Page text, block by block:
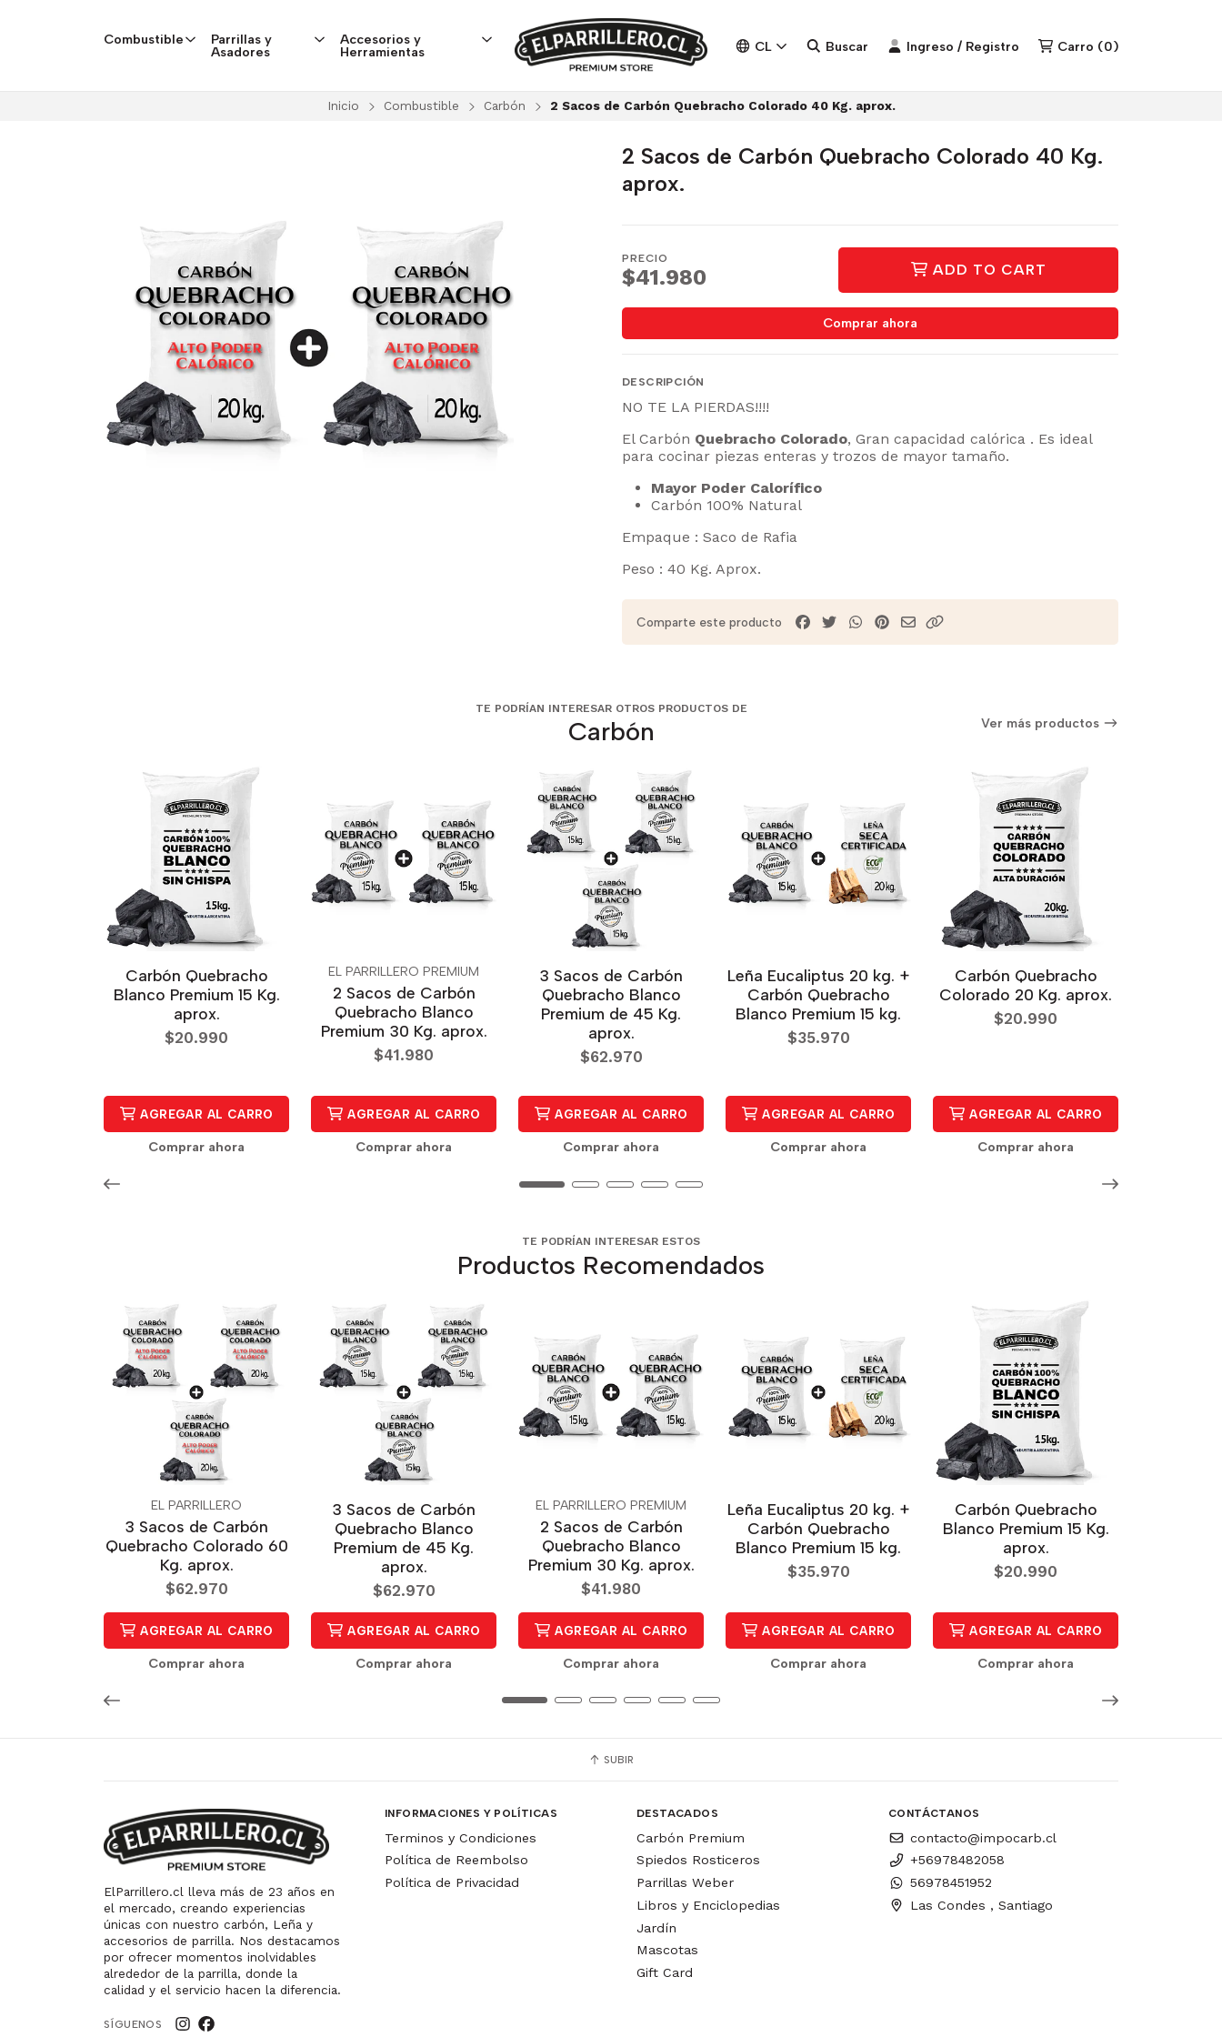
Combustible Parrillas y
Asadores
Accesorios y
Herramientas CL Buscar Ingreso / Registro Carro (0)
Inicio Combustible Carbón 2 Sacos de Carbón Quebracho Colorado 40 Kg. aprox.
2 Sacos de Carbón Quebracho Colorado 40 Kg.
aprox.
PRECIO
$41.980 ADD TO CART
Comprar ahora
DESCRIPCIÓN
NO TE LA PIERDAS!!!!
El Carbón Quebracho Colorado, Gran capacidad calórica . Es ideal
para cocinar piezas enteras y trozos de mayor tamaño.
Mayor Poder Calorífico
Carbón 100% Natural
Empaque : Saco de Rafia
Peso : 40 Kg. Aprox.
Comparte este producto
TE PODRÍAN INTERESAR OTROS PRODUCTOS DE
Carbón Ver más productos
Carbón Quebracho
Blanco Premium 15 Kg.
aprox.
$20.990
AGREGAR AL CARRO
Comprar ahora
EL PARRILLERO PREMIUM
2 Sacos de Carbón
Quebracho Blanco
Premium 30 Kg. aprox.
$41.980
AGREGAR AL CARRO
Comprar ahora
3 Sacos de Carbón
Quebracho Blanco
Premium de 45 Kg.
aprox.
$62.970
AGREGAR AL CARRO
Comprar ahora
Leña Eucaliptus 20 kg. +
Carbón Quebracho
Blanco Premium 15 kg.
$35.970
AGREGAR AL CARRO
Comprar ahora
Carbón Quebracho
Colorado 20 Kg. aprox.
$20.990
AGREGAR AL CARRO
Comprar ahora
TE PODRÍAN INTERESAR ESTOS
Productos Recomendados
EL PARRILLERO
3 Sacos de Carbón
Quebracho Colorado 60
Kg. aprox.
$62.970
AGREGAR AL CARRO
Comprar ahora
3 Sacos de Carbón
Quebracho Blanco
Premium de 45 Kg.
aprox.
$62.970
AGREGAR AL CARRO
Comprar ahora
EL PARRILLERO PREMIUM
2 Sacos de Carbón
Quebracho Blanco
Premium 30 Kg. aprox.
$41.980
AGREGAR AL CARRO
Comprar ahora
Leña Eucaliptus 20 kg. +
Carbón Quebracho
Blanco Premium 15 kg.
$35.970
AGREGAR AL CARRO
Comprar ahora
Carbón Quebracho
Blanco Premium 15 Kg.
aprox.
$20.990
AGREGAR AL CARRO
Comprar ahora
SUBIR
ElParrillero.cl lleva más de 23 años en
el mercado, creando experiencias
únicas con nuestro carbón, Leña y
accesorios de parrilla. Nos destacamos
por ofrecer momentos inolvidables
alrededor de la parrilla, donde la
calidad y el servicio hacen la diferencia.
SÍGUENOS
INFORMACIONES Y POLÍTICAS
Terminos y Condiciones
Política de Reembolso
Política de Privacidad
DESTACADOS
Carbón Premium
Spiedos Rosticeros
Parrillas Weber
Libros y Enciclopedias
Jardín
Mascotas
Gift Card
CONTÁCTANOS
contacto@impocarb.cl
+56978482058
56978451952
Las Condes , Santiago